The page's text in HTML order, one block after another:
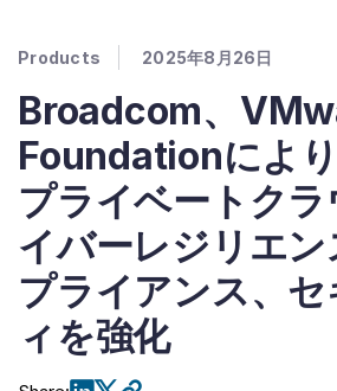
Products 2025年8月26日
Broadcom、
Foundationによ
プライベートク
イバーレジリエ
プライアンス、
ィを強化